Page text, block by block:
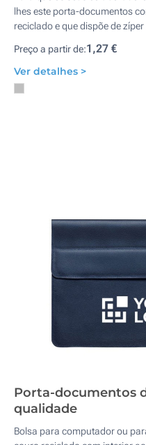
lhes este porta-documentos
reciclado e que dispõe de zíper
Preço a partir de:1,27 €
Ver detalhes >
Porta-documentos
qualidade
Bolsa para computador ou